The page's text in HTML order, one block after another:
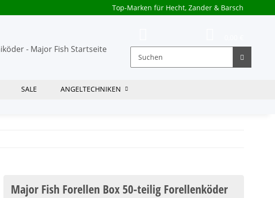
Top-Marken für Hecht, Zander & Barsch
SALE ANGELTECHNIKEN
Major Fish Forellen Box 50-teilig Forellenköder